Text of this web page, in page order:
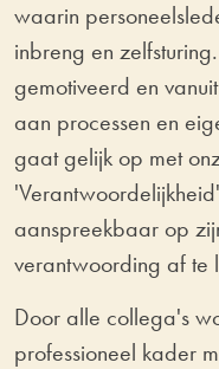
waarin
inbreng en
gemotiveerd en
aan processen en
gaat gelijk op met
aanspreekbaar op
verantwoording af te
Door alle collega's
professioneel kader